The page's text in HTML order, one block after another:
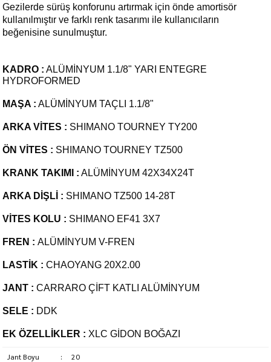
Gezilerde sürüş konforunu artırmak için önde amortisör
kullanılmıştır ve farklı renk tasarımı ile kullanıcıların
beğenisine sunulmuştur.
KADRO : ALÜMİNYUM 1.1/8" YARI ENTEGRE
HYDROFORMED
MAŞA : ALÜMİNYUM TAÇLI 1.1/8"
ARKA VİTES : SHIMANO TOURNEY TY200
ÖN VİTES : SHIMANO TOURNEY TZ500
KRANK TAKIMI : ALÜMİNYUM 42X34X24T
ARKA DİŞLİ : SHIMANO TZ500 14-28T
VİTES KOLU : SHIMANO EF41 3X7
FREN : ALÜMİNYUM V-FREN
LASTİK : CHAOYANG 20X2.00
JANT : CARRARO ÇİFT KATLI ALÜMİNYUM
SELE : DDK
EK ÖZELLİKLER : XLC GİDON BOĞAZI
Jant Boyu :
20